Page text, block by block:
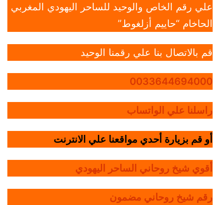
علي رقم الخاص والوحيد للساحر اليهودي المغربي
الحاخام “حاييم أزلغوط”
قم بالاتصال بنا علي رقمنا الوحيد
0033644694000
راسلنا علي الواتساب
أو قم بزيارة أحدي مواقعنا علي الانترنت
أقوي شيخ روحاني الساحر اليهودي
رقم شيخ روحاني مضمون